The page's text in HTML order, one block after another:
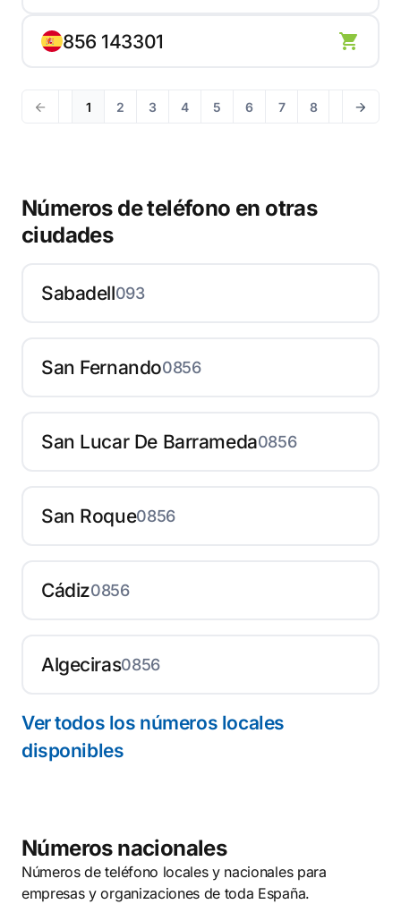
856 143301
1 2 3 4 5 6 7 8
Números de teléfono en otras
ciudades
Sabadell093
San Fernando0856
San Lucar De Barrameda0856
San Roque0856
Cádiz0856
Algeciras0856
Ver todos los números locales
disponibles
Números nacionales
Números de teléfono locales y nacionales para
empresas y organizaciones de toda España.